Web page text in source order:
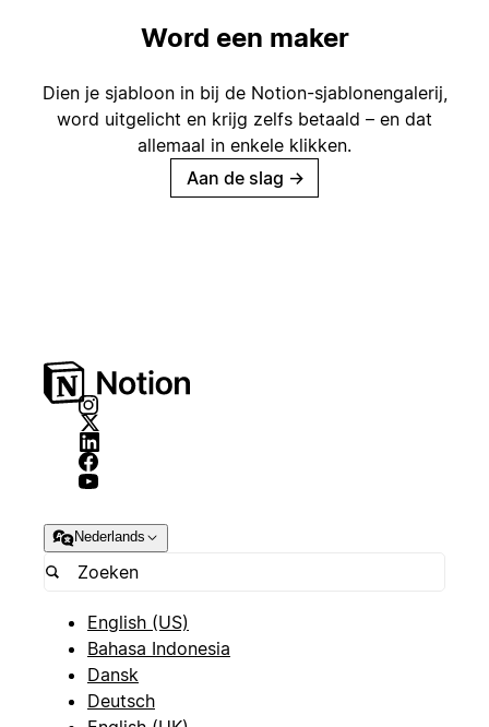
Word een maker
Dien je sjabloon in bij de Notion-sjablonengalerij,
word uitgelicht en krijg zelfs betaald – en dat
allemaal in enkele klikken.
Aan de slag →
Nederlands
English (US)
Bahasa Indonesia
Dansk
Deutsch